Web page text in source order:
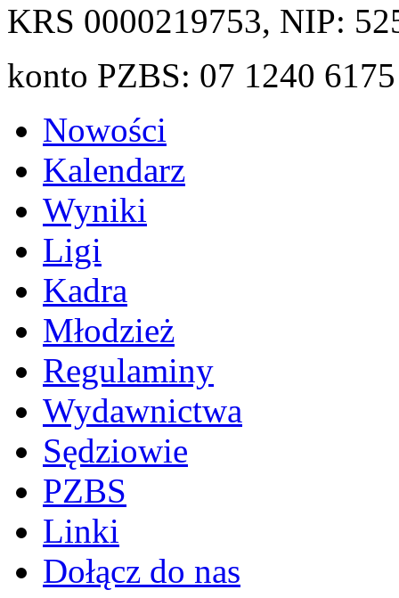
KRS 0000219753, NIP:
konto PZBS: 07 1240
Nowości
Kalendarz
Wyniki
Ligi
Kadra
Młodzież
Regulaminy
Wydawnictwa
Sędziowie
PZBS
Linki
Dołącz do nas